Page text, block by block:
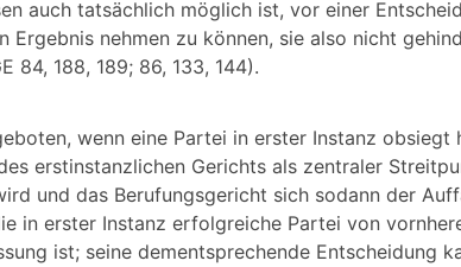
auch tatsächlich möglich ist, vor einer
Ergebnis nehmen zu können, sie also nicht
84, 188, 189; 86, 133, 144).
wenn eine Partei in erster Instanz obsiegt
erstinstanzlichen Gerichts als zentraler
und das Berufungsgericht sich sodann der
in erster Instanz erfolgreiche Partei von
ist; seine dementsprechende Entscheidung